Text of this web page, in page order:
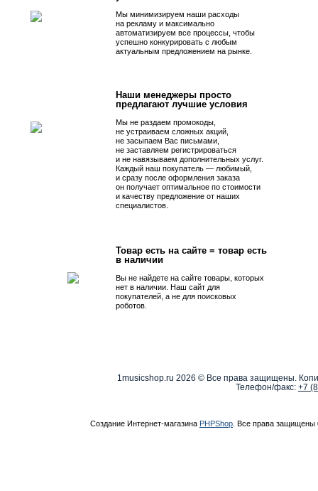
Мы минимизируем наши расходы
на рекламу и максимально
автоматизируем все процессы, чтобы
успешно конкурировать с любым
актуальным предложением на рынке.
Наши менеджеры просто
предлагают лучшие условия
Мы не раздаем промокоды,
не устраиваем сложных акций,
не засыпаем Вас письмами,
не заставляем регистрироваться
и не навязываем дополнительных услуг.
Каждый наш покупатель — любимый,
и сразу после оформления заказа
он получает оптимальное по стоимости
и качеству предложение от наших
специалистов.
Товар есть на сайте = товар есть
в наличии
Вы не найдете на сайте товары, которых
нет в наличии. Наш сайт для
покупателей, а не для поисковых
роботов.
1musicshop.ru 2026 © Все права защищены.
Телефон/факс: +7
Создание Интернет-магазина PHPShop . Все права защищены